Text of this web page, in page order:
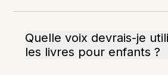
Quelle voix devrais-je
les livres pour enfants ?